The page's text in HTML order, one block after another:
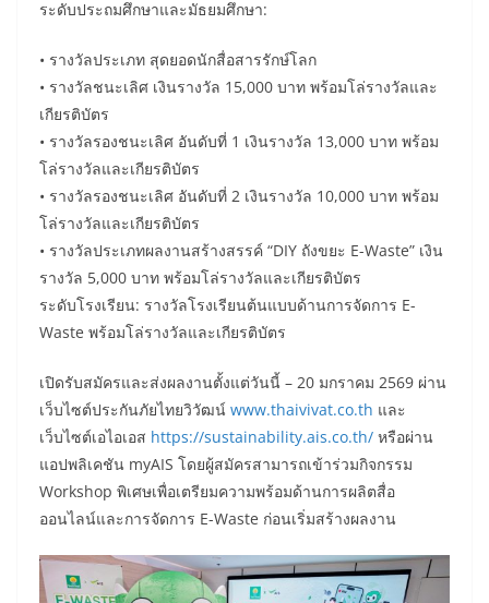
ระดับประถมศึกษาและมัธยมศึกษา:
• รางวัลประเภท สุดยอดนักสื่อสารรักษ์โลก
• รางวัลชนะเลิศ เงินรางวัล 15,000 บาท พร้อมโล่รางวัลและ
เกียรติบัตร
• รางวัลรองชนะเลิศ อันดับที่ 1 เงินรางวัล 13,000 บาท พร้อม
โล่รางวัลและเกียรติบัตร
• รางวัลรองชนะเลิศ อันดับที่ 2 เงินรางวัล 10,000 บาท พร้อม
โล่รางวัลและเกียรติบัตร
• รางวัลประเภทผลงานสร้างสรรค์ “DIY ถังขยะ E-Waste” เงิน
รางวัล 5,000 บาท พร้อมโล่รางวัลและเกียรติบัตร
ระดับโรงเรียน: รางวัลโรงเรียนต้นแบบด้านการจัดการ E-
Waste พร้อมโล่รางวัลและเกียรติบัตร
เปิดรับสมัครและส่งผลงานตั้งแต่วันนี้ – 20 มกราคม 2569 ผ่าน
เว็บไซต์ประกันภัยไทยวิวัฒน์ www.thaivivat.co.th และ
เว็บไซต์เอไอเอส https://sustainability.ais.co.th/ หรือผ่าน
แอปพลิเคชัน myAIS โดยผู้สมัครสามารถเข้าร่วมกิจกรรม
Workshop พิเศษเพื่อเตรียมความพร้อมด้านการผลิตสื่อ
ออนไลน์และการจัดการ E-Waste ก่อนเริ่มสร้างผลงาน